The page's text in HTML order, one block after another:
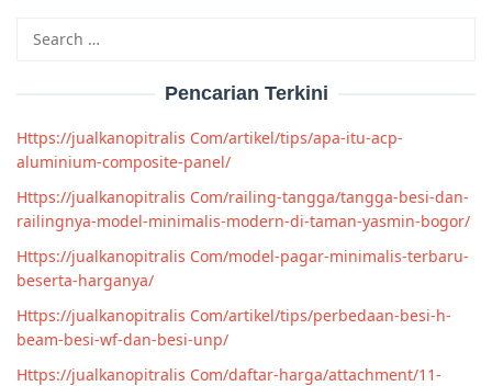
for:
Pencarian Terkini
Https://jualkanopitralis Com/artikel/tips/apa-itu-acp-
aluminium-composite-panel/
Https://jualkanopitralis Com/railing-tangga/tangga-besi-dan-
railingnya-model-minimalis-modern-di-taman-yasmin-bogor/
Https://jualkanopitralis Com/model-pagar-minimalis-terbaru-
beserta-harganya/
Https://jualkanopitralis Com/artikel/tips/perbedaan-besi-h-
beam-besi-wf-dan-besi-unp/
Https://jualkanopitralis Com/daftar-harga/attachment/11-